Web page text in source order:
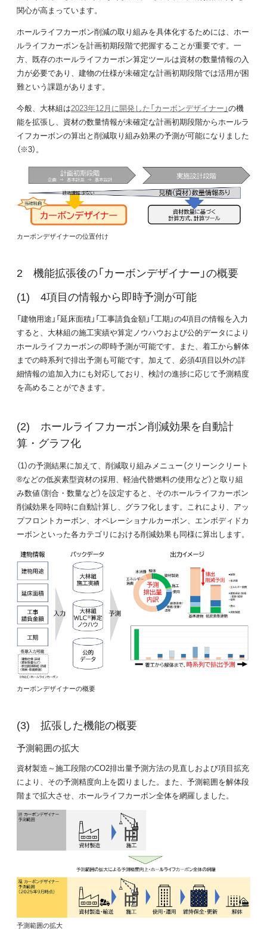
関心が高まっています。
ホールライフカーボン削減の取り組みを具体化するためには、ホー
ルライフカーボンを計画初期段階で把握することが重要です。一
方、既存のホールライフカーボン算定ツールは資材の数量情報の入
力が必要であり、建物の仕様が未確定な計画初期段階では活用が困
難という課題があります。
今般、大林組は2023年12月に開発した「カーボンデザイナー」の機
能を拡張し、資材の数量情報が未確定な計画初期段階からホールラ
イフカーボンの算出と削減取り組み効果の予測が可能になりました
（※3）。
カーボンデザイナーの位置付け
機能拡張後の「カーボンデザイナー」の概要
4項目の情報から即時予測が可能
「建物用途」「延床面積」「工事請負金額」「工期」の4項目の情報を入力
すると、大林組の施工実績や算定ノウハウおよび公的データにより
ホールライフカーボンの即時予測が可能です。また、着工から解体
までの時系列で排出予測も可能です。加えて、必須4項目以外の詳
細情報の追加入力にも対応しており、検討の進捗に応じて予測精度
を高めることができます。
ホールライフカーボン削減効果を自動計
算・グラフ化
（1）の予測結果に加えて、削減取り組みメニュー（クリーンクリート
®などの低炭素型資材の採用、軽油代替燃料の使用など）と取り組
み数値（割合・数量など）を設定すると、そのホールライフカーボン
削減効果を同時に自動計算し、グラフ化します。これにより、アッ
プフロントカーボン、オペレーショナルカーボン、エンボディドカ
ーボンといった各カテゴリにおける削減効果も同様に算出します。
カーボンデザイナーの概要
拡張した機能の概要
予測範囲の拡大
資材製造～施工段階のCO2排出量予測方法の見直しおよび項目拡充
により、その予測精度向上を図りました。また、予測範囲を解体段
階まで拡大させ、ホールライフカーボン全体を網羅しました。
予測範囲の拡大